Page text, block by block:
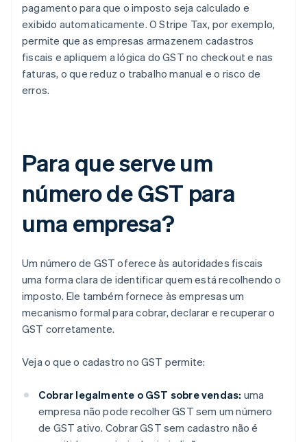
pagamento para que o imposto seja calculado e
exibido automaticamente. O Stripe Tax, por exemplo,
permite que as empresas armazenem cadastros
fiscais e apliquem a lógica do GST no checkout e nas
faturas, o que reduz o trabalho manual e o risco de
erros.
Para que serve um
número de GST para
uma empresa?
Um número de GST oferece às autoridades fiscais
uma forma clara de identificar quem está recolhendo o
imposto. Ele também fornece às empresas um
mecanismo formal para cobrar, declarar e recuperar o
GST corretamente.
Veja o que o cadastro no GST permite:
Cobrar legalmente o GST sobre vendas: uma
empresa não pode recolher GST sem um número
de GST ativo. Cobrar GST sem cadastro não é